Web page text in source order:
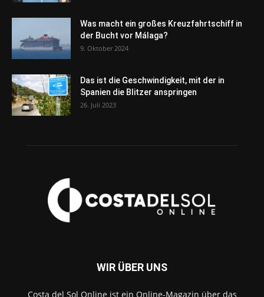
Was macht ein großes Kreuzfahrtschiff in
der Bucht vor Málaga?
9. Oktober 2024
Das ist die Geschwindigkeit, mit der in
Spanien die Blitzer anspringen
26. Juli 2023
WIR ÜBER UNS
Costa del Sol Online ist ein Online-Magazin über das